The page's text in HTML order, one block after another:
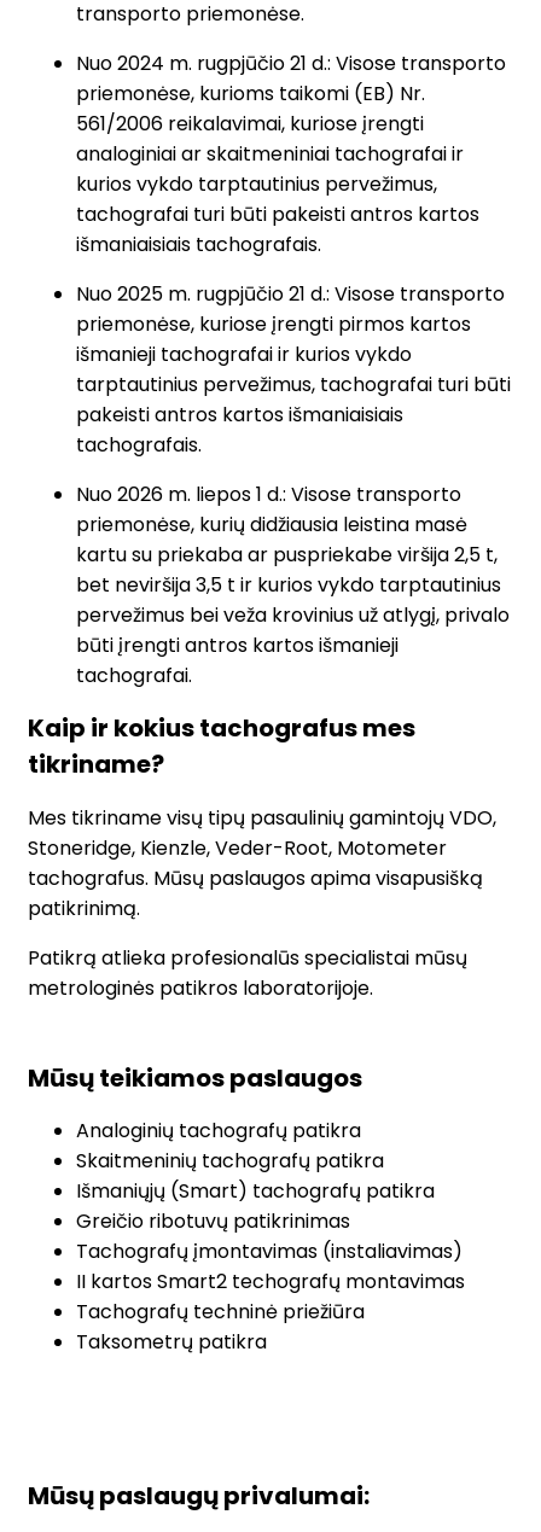
transporto priemonėse.
Nuo 2024 m. rugpjūčio 21 d.: Visose transporto
priemonėse, kurioms taikomi (EB) Nr.
561/2006 reikalavimai, kuriose įrengti
analoginiai ar skaitmeniniai tachografai ir
kurios vykdo tarptautinius pervežimus,
tachografai turi būti pakeisti antros kartos
išmaniaisiais tachografais.
Nuo 2025 m. rugpjūčio 21 d.: Visose transporto
priemonėse, kuriose įrengti pirmos kartos
išmanieji tachografai ir kurios vykdo
tarptautinius pervežimus, tachografai turi būti
pakeisti antros kartos išmaniaisiais
tachografais.
Nuo 2026 m. liepos 1 d.: Visose transporto
priemonėse, kurių didžiausia leistina masė
kartu su priekaba ar puspriekabe viršija 2,5 t,
bet neviršija 3,5 t ir kurios vykdo tarptautinius
pervežimus bei veža krovinius už atlygį, privalo
būti įrengti antros kartos išmanieji
tachografai.
Kaip ir kokius tachografus mes
tikriname?
Mes tikriname visų tipų pasaulinių gamintojų VDO,
Stoneridge, Kienzle, Veder-Root, Motometer
tachografus. Mūsų paslaugos apima visapusišką
patikrinimą.
Patikrą atlieka profesionalūs specialistai mūsų
metrologinės patikros laboratorijoje.
Mūsų teikiamos paslaugos
Analoginių tachografų patikra
Skaitmeninių tachografų patikra
Išmaniųjų (Smart) tachografų patikra
Greičio ribotuvų patikrinimas
Tachografų įmontavimas (instaliavimas)
II kartos Smart2 techografų montavimas
Tachografų techninė priežiūra
Taksometrų patikra
Mūsų paslaugų privalumai: